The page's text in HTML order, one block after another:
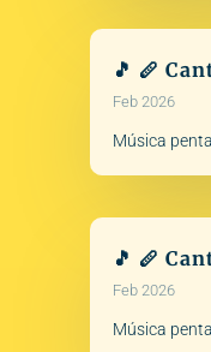
🎵 🪈
Feb 2026
Música
🎵 🪈
Feb 2026
Música